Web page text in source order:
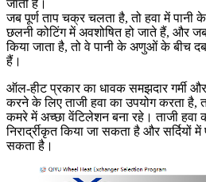
जाती है।
जब पूर्ण ताप चक्र चलता है, तो हवा में
छलनी कोटिंग में अवशोषित हो जाते हैं, और
किया जाता है, तो वे पानी के अणुओं के बीच
हैं।
ऑल-हीट प्रकार का धावक समझदार गर्मी और
करने के लिए ताजी हवा का उपयोग करता है,
कमरे में अच्छा वेंटिलेशन बना रहे। ताजी हवा
निरार्द्रीकृत किया जा सकता है और सर्दियों
सकता है।